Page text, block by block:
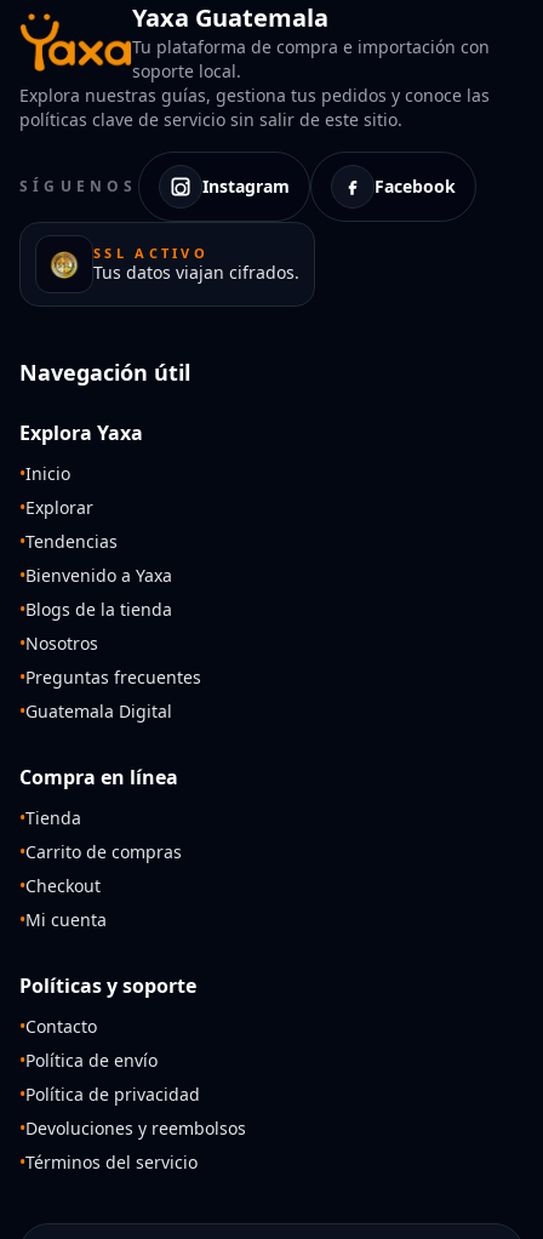
Yaxa Guatemala
Tu plataforma de compra e importación con
soporte local.
Explora nuestras guías, gestiona tus pedidos y conoce las
políticas clave de servicio sin salir de este sitio.
SÍGUENOS Instagram Facebook
SSL ACTIVO
Tus datos viajan cifrados.
Navegación útil
Explora Yaxa
•Inicio
•Explorar
•Tendencias
•Bienvenido a Yaxa
•Blogs de la tienda
•Nosotros
•Preguntas frecuentes
•Guatemala Digital
Compra en línea
•Tienda
•Carrito de compras
•Checkout
•Mi cuenta
Políticas y soporte
•Contacto
•Política de envío
•Política de privacidad
•Devoluciones y reembolsos
•Términos del servicio